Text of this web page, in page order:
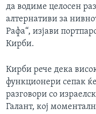
да водиме целосен
алтернативи за
Рафа“, изјави
Кирби.
Кирби рече дека
функционери сепак
разговори со
Галант, кој